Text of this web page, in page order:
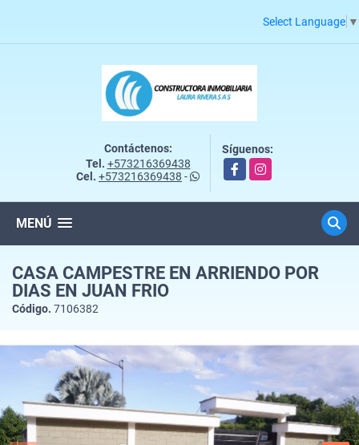
Select Language ▼
Contáctenos:
Tel. +573216369438
Cel. +573216369438 -
Síguenos:
FacebookInstagram
MENÚ
CASA CAMPESTRE EN ARRIENDO POR
DIAS EN JUAN FRIO
Código. 7106382